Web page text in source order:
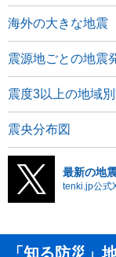
海外の大きな地震
震源地ごとの地震
震度3以上の地域
震央分布図
最新の地
tenki.jp公式
「知る防災」